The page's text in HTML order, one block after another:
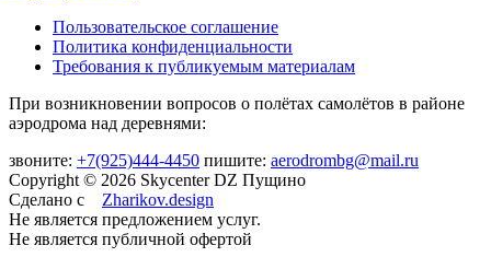
Пользовательское соглашение
Политика конфиденциальности
Требования к публикуемым материалам
При возникновении вопросов о полётах самолётов в районе
аэродрома над деревнями:
звоните: +7(925)444-4450 пишите: aerodrombg@mail.ru
Copyright © 2026 Skycenter DZ Пущино
Сделано с
Zharikov.design
Не является предложением услуг.
Не является публичной офертой